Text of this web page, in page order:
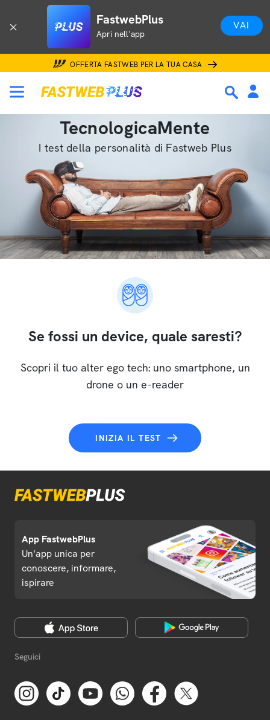
FastwebPlus
Apri nell'app
VAI
OFFERTA FASTWEB PER LA TUA CASA
TecnologicaMente
I test della personalità di Fastweb Plus
Se fossi un device, quale saresti?
Scopri il tuo alter ego tech: uno smartphone, un
drone o un e-reader
INIZIA IL TEST
App FastwebPlus
Un'app unica per
conoscere, informare,
ispirare
Seguici